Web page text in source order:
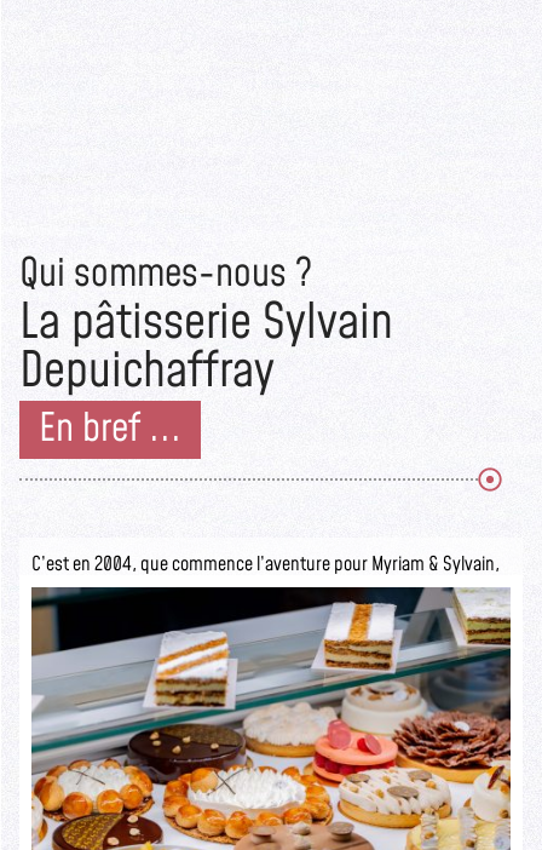
Qui sommes-nous ?
La pâtisserie Sylvain
Depuichaffray
En bref ...
C’est en 2004, que commence l’aventure pour Myriam & Sylvain,
ils ouvrent la pâtisserie Sylvain Depuichaffray dans une boutique
Seuls les initiés savent ce qui se cache derrière cette devanture
rustique.
Lire la suite >>